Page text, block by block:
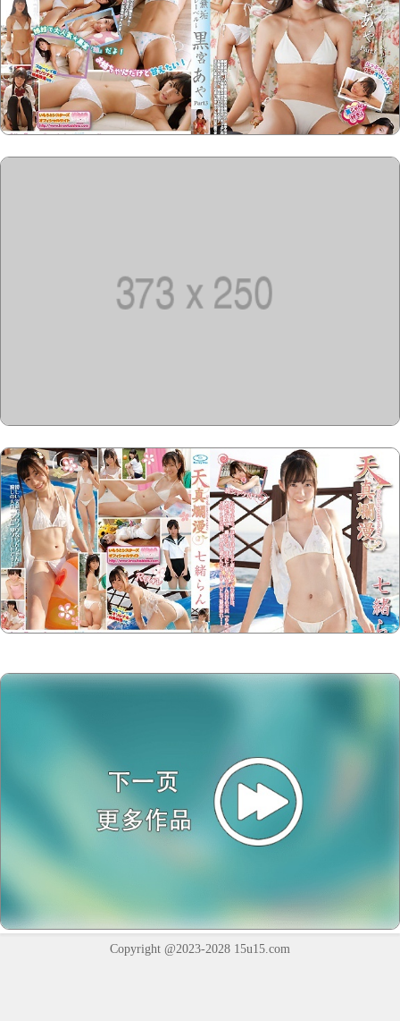
Copyright @2023-2028 15u15.com